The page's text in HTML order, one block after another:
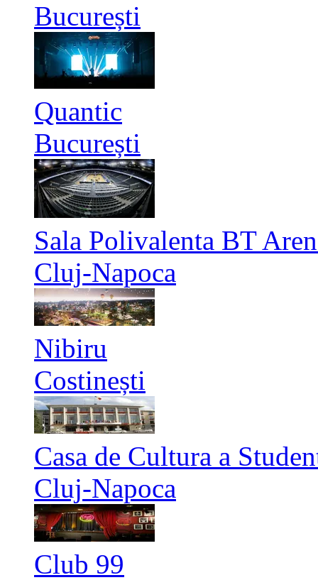
București
Quantic
București
Sala Polivalenta BT
Cluj-Napoca
Nibiru
Costinești
Casa de Cultura a
Cluj-Napoca
Club 99